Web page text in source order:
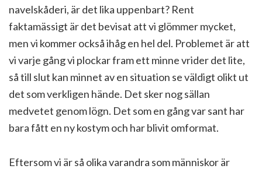
navelskåderi, är det lika uppenbart? Rent
faktamässigt är det bevisat att vi glömmer mycket,
men vi kommer också ihåg en hel del. Problemet är att
vi varje gång vi plockar fram ett minne vrider det lite,
så till slut kan minnet av en situation se väldigt olikt ut
det som verkligen hände. Det sker nog sällan
medvetet genom lögn. Det som en gång var sant har
bara fått en ny kostym och har blivit omformat.
Eftersom vi är så olika varandra som människor är